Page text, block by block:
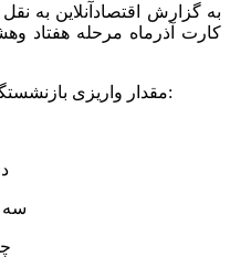
به گزارش اقتصادآنلاین به
مقدار واریزی بازنشستگان نیرو‌های مسلح به شرح زیر است:
۳. سه
۴.